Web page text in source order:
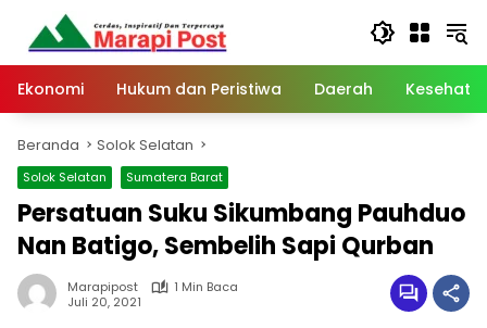
Langsung
konten
Ekonomi
Hukum dan Peristiwa Daerah
Beranda Solok Selatan
Solok Selatan Sumatera Barat
Persatuan Suku Sikumbang Pauhduo
Nan Batigo, Sembelih Sapi Qurban
Marapipost
1 Min Baca
Juli 20, 2021